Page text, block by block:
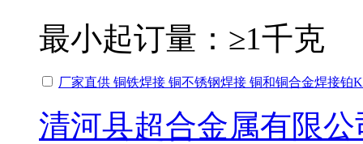
最小起订量： ≥1千克
厂家直供 铜铁焊接 铜不锈钢焊接 铜和铜合金焊接铂
清河县超合金属有限公